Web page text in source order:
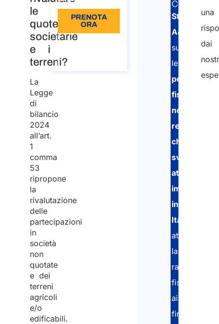
le
quote
societarie
e i
terreni?
La
Legge
di
bilancio
2024
all’art.
1
comma
53
ripropone
la
rivalutazione
delle
partecipazioni
in
società
non
quotate
e dei
terreni
agricoli
e/o
edificabili.
PRENOTA
ORA
Informazioni
Studio
A&P
supporta
le
persone
fisiche
non
residenti
che
svolgono
attività
imponibili
in
Italia
attraverso
la
fiscale
ai
fini
una
dai